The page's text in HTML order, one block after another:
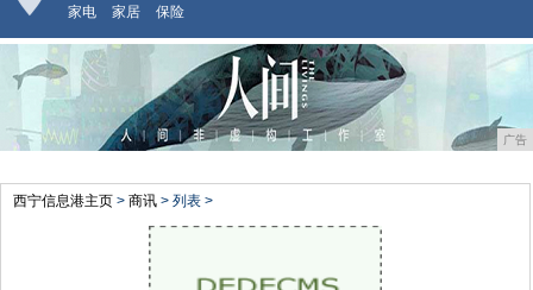
家电
家居 保险
广告
西宁信息港主页 > 商讯 > 列表 >